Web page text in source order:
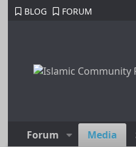
BLOG FORUM
Forum Media